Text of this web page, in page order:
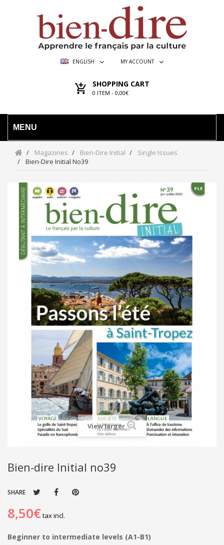
ENGLISH MY ACCOUNT
SHOPPING CART
0 ITEM - 0,00€
MENU
Magazines Bien-Dire Initial
Single Issues
Bien-Dire Initial No39
View larger
Bien-dire Initial no39
SHARE
8,50€tax incl.
Beginner to intermediate levels (A1-B1)